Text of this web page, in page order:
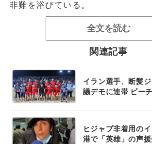
非難を浴びている。
全文を読む
関連記事
イラン選手、断髪
議デモに連帯 ビー
ヒジャブ非着用の
港で「英雄」の声